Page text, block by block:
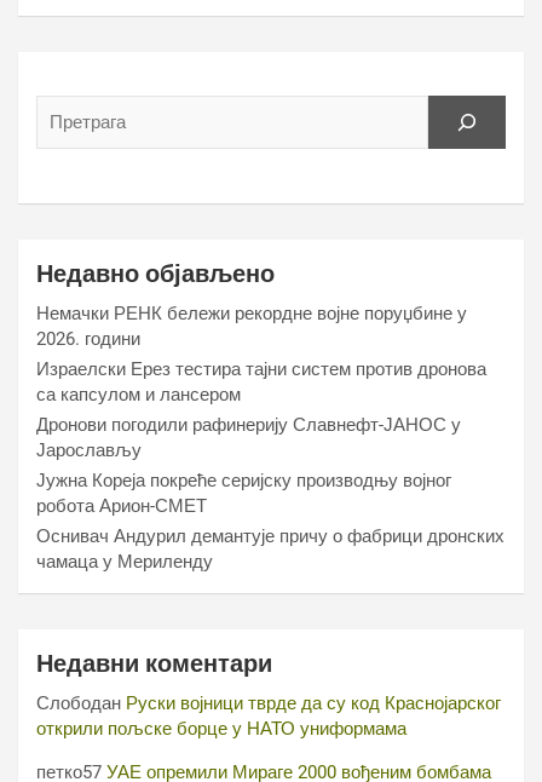
Недавно објављено
Немачки РЕНК бележи рекордне војне поруџбине у
2026. години
Израелски Ерез тестира тајни систем против дронова
са капсулом и лансером
Дронови погодили рафинерију Славнефт-ЈАНОС у
Јарослављу
Јужна Кореја покреће серијску производњу војног
робота Арион-СМЕТ
Оснивач Андурил демантује причу о фабрици дронских
чамаца у Мериленду
Недавни коментари
Слободан Руски војници тврде да су код Краснојарског
открили пољске борце у НАТО униформама
петко57 УАЕ опремили Мираге 2000 вођеним бомбама